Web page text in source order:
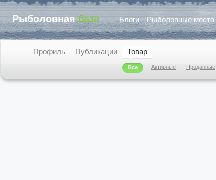
Рыболовнаябаза Блоги Рыболовные места
Профиль Публикации Товар
Все Активные Проданные